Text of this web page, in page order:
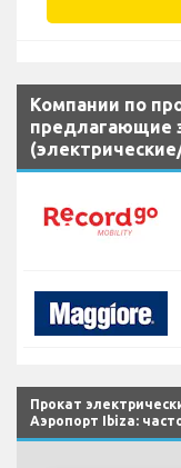
Компании по
предлагающие
Прокат
Аэропорт Ibiza: